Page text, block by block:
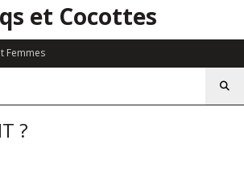
et Cocottes
Femmes
?